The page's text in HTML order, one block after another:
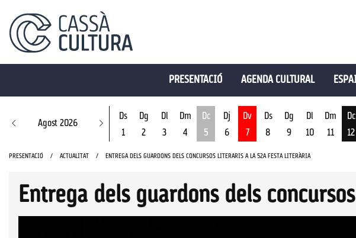
PRESENTACIÓ AGENDA CULTURAL
Agost 2026
Ds
1
Dg
2
Dl
3
Dm
4
Dc
5
Dj
6
Dv
7
Ds
8
Dg
9
Dl
10
Dm
11
Dc
12
PRESENTACIÓ ACTUALITAT ENTREGA DELS GUARDONS DELS CONCURSOS LITERARIS A LA 52A FESTA LITERÀRIA
Entrega dels guardons dels